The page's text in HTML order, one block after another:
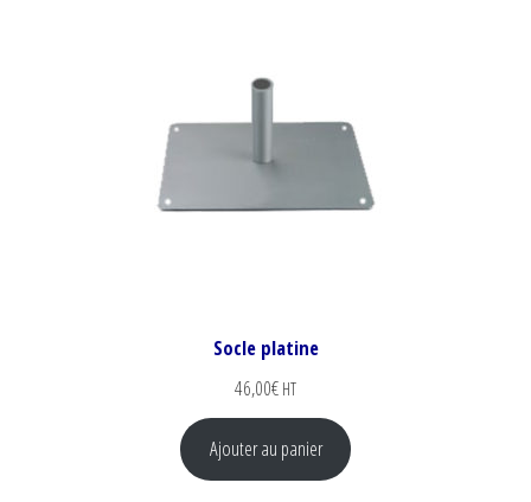
Socle platine
46,00€ HT
Ajouter au panier